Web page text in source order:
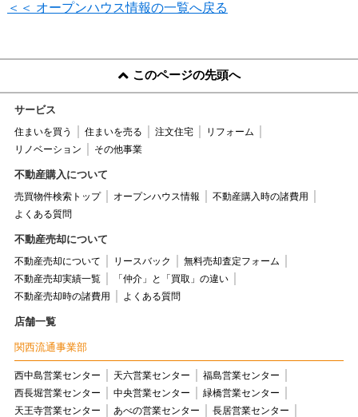
＜＜ オープンハウス情報の一覧へ戻る
このページの先頭へ
サービス
住まいを買う 住まいを売る 注文住宅
リフォーム
リノベーション
その他事業
不動産購入について
売買物件検索トップ オープンハウス情報
不動産購入時の諸費用
よくある質問
不動産売却について
不動産売却について リースバック
無料売却査定フォーム
不動産売却実績一覧
「仲介」と「買取」の違い
不動産売却時の諸費用
よくある質問
店舗一覧
関西流通事業部
西中島営業センター 天六営業センター
福島営業センター
西長堀営業センター
中央営業センター
緑橋営業センター
天王寺営業センター
あべの営業センター
長居営業センター